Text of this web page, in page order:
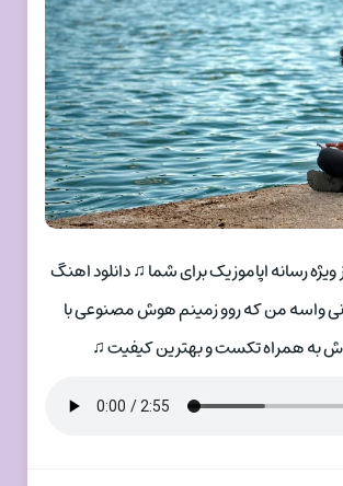
رسانه اپاموزیک برای شما ♫ دانلود اهنگ
واسه من که روو زمینم هوش مصنوعی با
به همراه تکست و بهترین کیفیت ♫